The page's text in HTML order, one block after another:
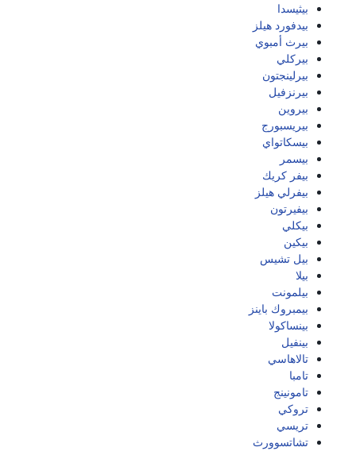
بيثيسدا
بيدفورد هيلز
بيرث أمبوي
بيركلي
بيرلينجتون
بيرنزفيل
بيروين
بيريسبورج
بيسكاتواي
بيسمر
بيفر كريك
بيفرلي هيلز
بيفيرتون
بيكلي
بيكين
بيل تشيس
بيلا
بيلمونت
بيمبروك باينز
بينساكولا
بينفيل
تالاهاسي
تامبا
تامونينج
تروكي
تريسي
تشاتسوورث